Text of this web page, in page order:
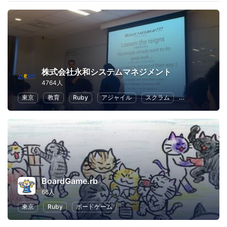
株式会社永和システムマネジメント
4764人
東京
教育 Ruby アジャイル スクラム クラウド
BoardGame.rb
68人
東京
Ruby ボードゲーム